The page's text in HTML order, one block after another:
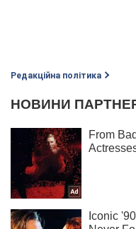
Редакційна політика